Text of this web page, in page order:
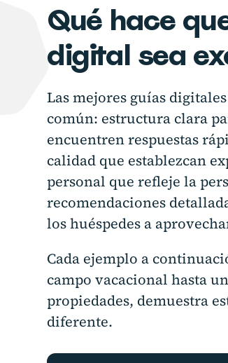
Qué hace
digital sea
Las mejores guías
común: estructura clara
encuentren respuestas
calidad que establezcan
personal que refleje la
recomendaciones
los huéspedes a
Cada ejemplo a
campo vacacional hasta
propiedades, demuestra
diferente.